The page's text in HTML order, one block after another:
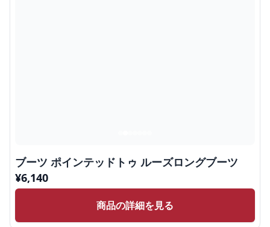
ブーツ ポインテッドトゥ ルーズロングブーツ
¥6,140
商品の詳細を見る